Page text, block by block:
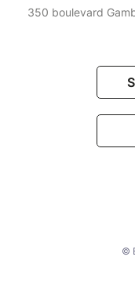
350 boulevard
©